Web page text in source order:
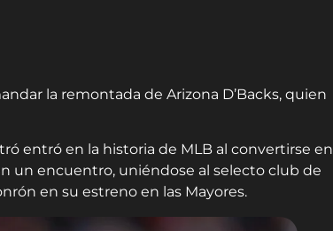
la remontada de Arizona D’Backs, quien
entró en la historia de MLB al convertirse en
un encuentro, uniéndose al selecto club de
en su estreno en las Mayores.